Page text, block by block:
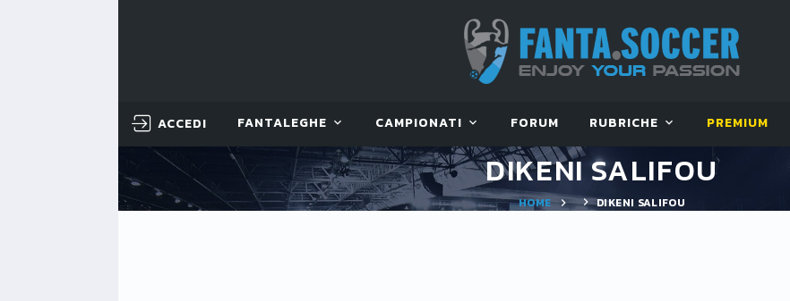
ACCEDI FANTALEGHE CAMPIONATI FORUM RUBRICHE PREMIUM
DIKENI SALIFOU
HOME DIKENI SALIFOU